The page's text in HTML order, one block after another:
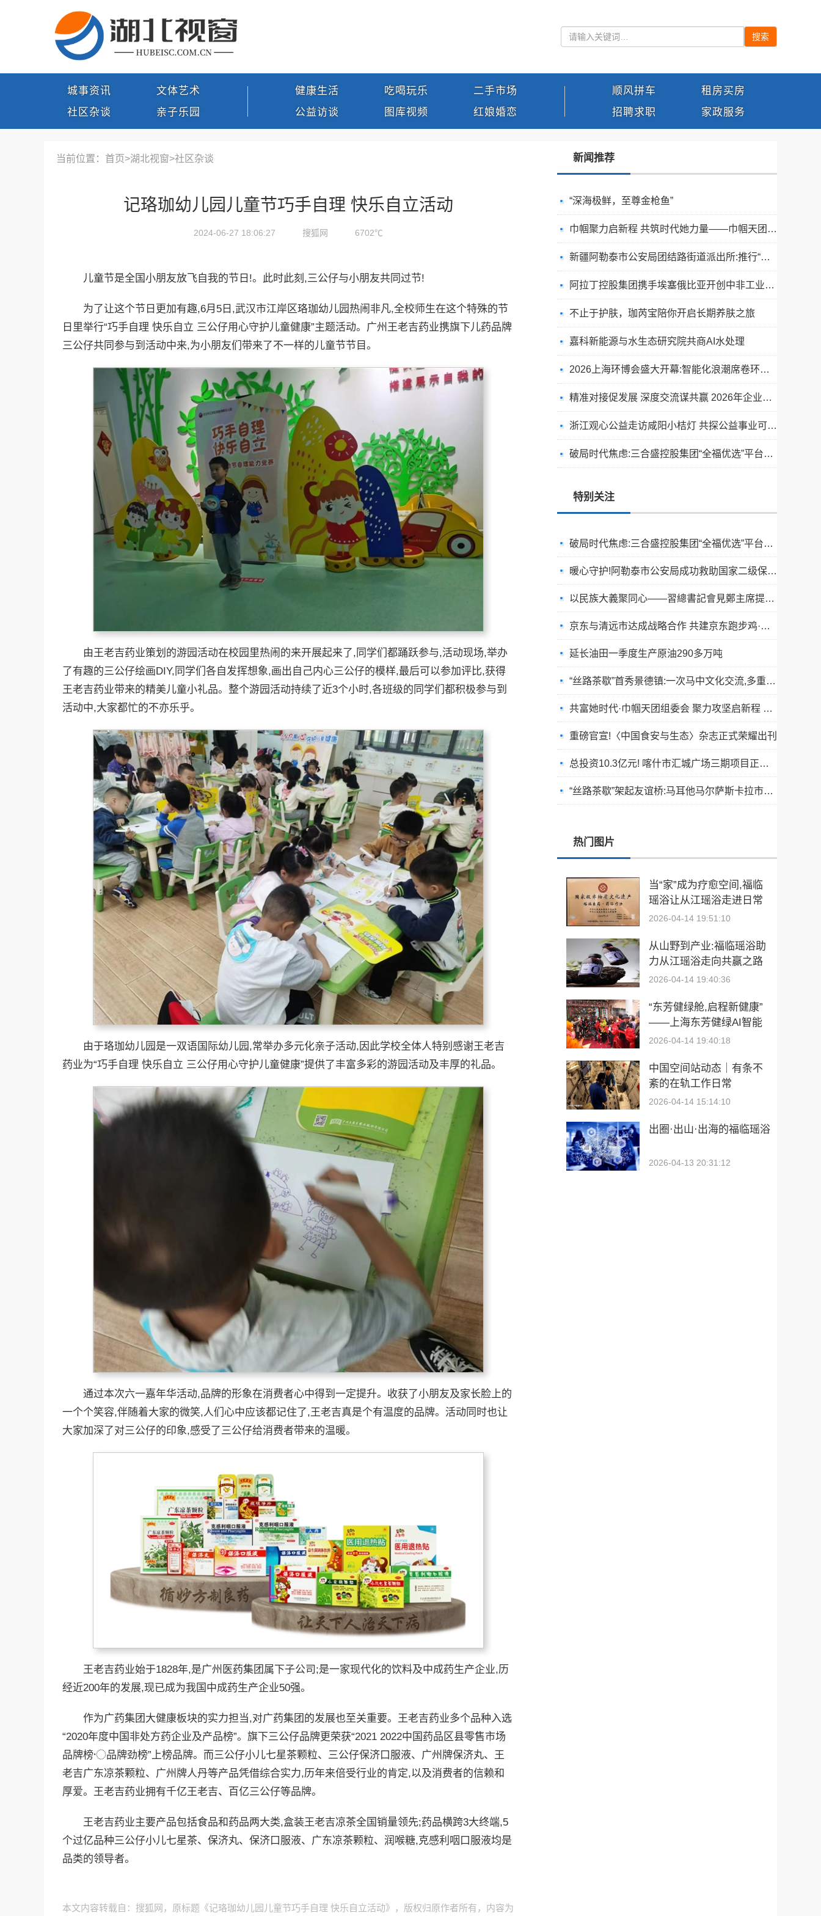
搜索
城事资讯
社区杂谈
文体艺术
亲子乐园
健康生活
公益访谈
吃喝玩乐
图库视频
二手市场
红娘婚恋
顺风拼车
招聘求职
租房买房
家政服务
当前位置：首页>湖北视窗>社区杂谈
记珞珈幼儿园儿童节巧手自理 快乐自立活动
2024-06-27 18:06:27 搜狐网 6702℃
儿童节是全国小朋友放飞自我的节日!。此时此刻,三公仔与小朋友共同过节!
为了让这个节日更加有趣,6月5日,武汉市江岸区珞珈幼儿园热闹非凡,全校师生在这个特殊的节
日里举行“巧手自理 快乐自立 三公仔用心守护儿童健康”主题活动。广州王老吉药业携旗下儿药品牌
三公仔共同参与到活动中来,为小朋友们带来了不一样的儿童节节目。
由王老吉药业策划的游园活动在校园里热闹的来开展起来了,同学们都踊跃参与,活动现场,举办
了有趣的三公仔绘画DIY,同学们各自发挥想象,画出自己内心三公仔的模样,最后可以参加评比,获得
王老吉药业带来的精美儿童小礼品。整个游园活动持续了近3个小时,各班级的同学们都积极参与到
活动中,大家都忙的不亦乐乎。
由于珞珈幼儿园是一双语国际幼儿园,常举办多元化亲子活动,因此学校全体人特别感谢王老吉
药业为“巧手自理 快乐自立 三公仔用心守护儿童健康”提供了丰富多彩的游园活动及丰厚的礼品。
通过本次六一嘉年华活动,品牌的形象在消费者心中得到一定提升。收获了小朋友及家长脸上的
一个个笑容,伴随着大家的微笑,人们心中应该都记住了,王老吉真是个有温度的品牌。活动同时也让
大家加深了对三公仔的印象,感受了三公仔给消费者带来的温暖。
王老吉药业始于1828年,是广州医药集团属下子公司;是一家现代化的饮料及中成药生产企业,历
经近200年的发展,现已成为我国中成药生产企业50强。
作为广药集团大健康板块的实力担当,对广药集团的发展也至关重要。王老吉药业多个品种入选
“2020年度中国非处方药企业及产品榜”。旗下三公仔品牌更荣获“2021 2022中国药品区县零售市场
品牌榜〮品牌劲榜”上榜品牌。而三公仔小儿七星茶颗粒、三公仔保济口服液、广州牌保济丸、王
老吉广东凉茶颗粒、广州牌人丹等产品凭借综合实力,历年来倍受行业的肯定,以及消费者的信赖和
厚爱。王老吉药业拥有千亿王老吉、百亿三公仔等品牌。
王老吉药业主要产品包括食品和药品两大类,盒装王老吉凉茶全国销量领先;药品横跨3大终端,5
个过亿品种三公仔小儿七星茶、保济丸、保济口服液、广东凉茶颗粒、润喉糖,克感利咽口服液均是
品类的领导者。
本文内容转载自：搜狐网，原标题《记珞珈幼儿园儿童节巧手自理 快乐自立活动》，版权归原作者所有，内容为
新闻推荐
“深海极鲜，至尊金枪鱼”
巾帼聚力启新程 共筑时代她力量——巾帼天团第四次组委会筹备会圆满举办
新疆阿勒泰市公安局团结路街道派出所:推行“五步”工作法 打造新时代“枫”景线
阿拉丁控股集团携手埃塞俄比亚开创中非工业农业合作新篇章
不止于护肤，珈芮宝陪你开启长期养肤之旅
嘉科新能源与水生态研究院共商AI水处理
2026上海环博会盛大开幕:智能化浪潮席卷环保产业
精准对接促发展 深度交流谋共赢 2026年企业投融资交流活动第二期圆满举行
浙江观心公益走访咸阳小桔灯 共探公益事业可持续发展新路径
破局时代焦虑:三合盛控股集团“全福优选”平台正式启航
特别关注
绿动珠城 向淮而生 ——安徽淮海园林绿化工程有限公司发展纪实
深学细悟四点重要讲话精神 以实干推动两岸融合发展
破局时代焦虑:三合盛控股集团“全福优选”平台正式启航
以民族大義聚同心——習總書記會見鄭主席提出兩岸關系四點重要意見
京东与清远市达成战略合作 共建京东跑步鸡·清远鸡标准体系
延长油田一季度生产原油290多万吨
共富她时代·巾帼天团组委会 聚力攻坚启新程 星火燎原耀全国
重磅官宣!〈中国食安与生态〉杂志正式荣耀出刊
总投资10.3亿元! 喀什市汇城广场三期项目正式开工
乡情聚势筑生态 AI创富启新程|老乡驿站3·29创业峰会圆满落幕
热门图片
当“家”成为疗愈空间,福临
瑶浴让从江瑶浴走进日常
生活
2026-04-14 19:51:10
从山野到产业:福临瑶浴助
力从江瑶浴走向共赢之路
2026-04-14 19:40:36
“东芳健绿舱,启程新健康”
——上海东芳健绿AI智能
养身舱品牌发布会圆满成
2026-04-14 19:40:18
中国空间站动态｜有条不
紊的在轨工作日常
2026-04-14 15:14:10
出圈·出山·出海的福临瑶浴
2026-04-13 20:31:12